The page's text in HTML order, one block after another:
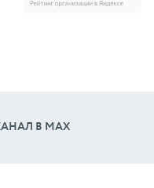
В МАХ